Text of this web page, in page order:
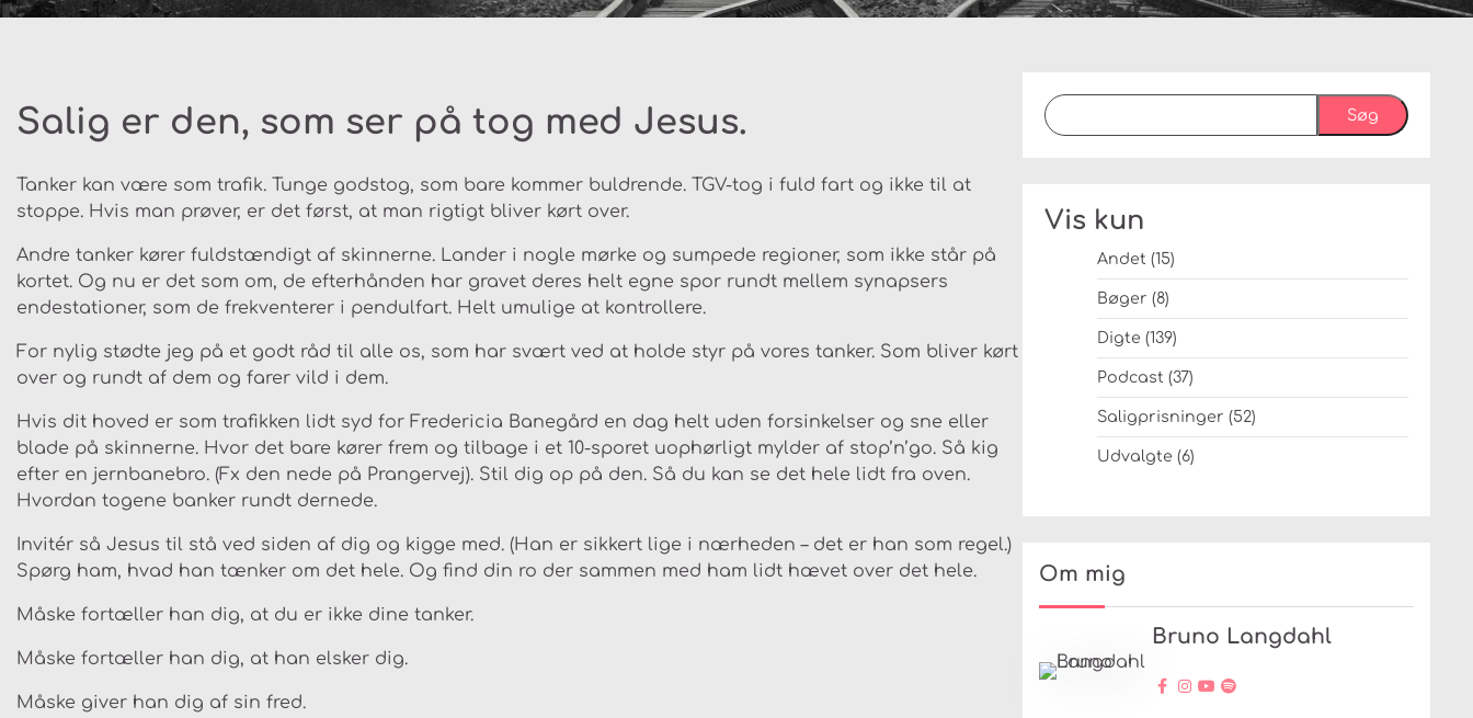
Salig er den, som ser på tog med Jesus.
Tanker kan være som trafik. Tunge godstog, som bare kommer buldrende. TGV-tog i fuld fart og ikke til at
stoppe. Hvis man prøver, er det først, at man rigtigt bliver kørt over.
Andre tanker kører fuldstændigt af skinnerne. Lander i nogle mørke og sumpede regioner, som ikke står på
kortet. Og nu er det som om, de efterhånden har gravet deres helt egne spor rundt mellem synapsers
endestationer, som de frekventerer i pendulfart. Helt umulige at kontrollere.
For nylig stødte jeg på et godt råd til alle os, som har svært ved at holde styr på vores tanker. Som bliver kørt
over og rundt af dem og farer vild i dem.
Hvis dit hoved er som trafikken lidt syd for Fredericia Banegård en dag helt uden forsinkelser og sne eller
blade på skinnerne. Hvor det bare kører frem og tilbage i et 10-sporet uophørligt mylder af stop’n’go. Så kig
efter en jernbanebro. (Fx den nede på Prangervej). Stil dig op på den. Så du kan se det hele lidt fra oven.
Hvordan togene banker rundt dernede.
Invitér så Jesus til stå ved siden af dig og kigge med. (Han er sikkert lige i nærheden – det er han som regel.)
Spørg ham, hvad han tænker om det hele. Og find din ro der sammen med ham lidt hævet over det hele.
Måske fortæller han dig, at du er ikke dine tanker.
Måske fortæller han dig, at han elsker dig.
Måske giver han dig af sin fred.
Søg
Vis kun
Andet (15)
Bøger (8)
Digte (139)
Podcast (37)
Saligprisninger (52)
Udvalgte (6)
Om mig
Bruno Langdahl